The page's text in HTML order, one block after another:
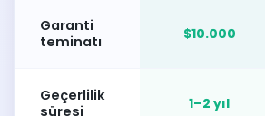
Garanti
teminatı
$10.000
Geçerlilik
süresi
1–2 yıl